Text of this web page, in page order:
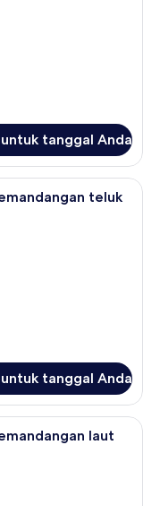
tanggal Anda
1 Tempat Tidur
teluk
tanggal Anda
1 Tempat Tidur
laut